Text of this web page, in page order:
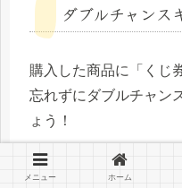
ダブルチャンス
購入した商品に「くじ
忘れずにダブルチャン
ょう！
一番くじ『夏目友人帳
メニュー ホーム